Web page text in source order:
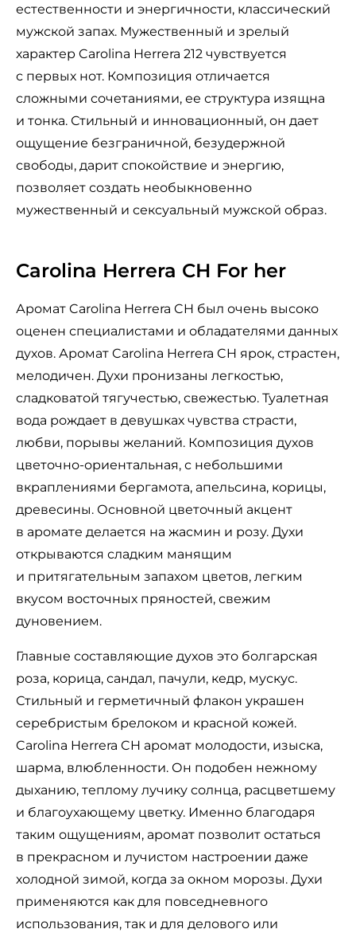
естественности и энергичности, классический
мужской запах. Мужественный и зрелый
характер Carolina Herrera 212 чувствуется
с первых нот. Композиция отличается
сложными сочетаниями, ее структура изящна
и тонка. Стильный и инновационный, он дает
ощущение безграничной, безудержной
свободы, дарит спокойствие и энергию,
позволяет создать необыкновенно
мужественный и сексуальный мужской образ.
Carolina Herrera CH For her
Аромат Carolina Herrera CH был очень высоко
оценен специалистами и обладателями данных
духов. Аромат Carolina Herrera CH ярок, страстен,
мелодичен. Духи пронизаны легкостью,
сладковатой тягучестью, свежестью. Туалетная
вода рождает в девушках чувства страсти,
любви, порывы желаний. Композиция духов
цветочно-ориентальная, с небольшими
вкраплениями бергамота, апельсина, корицы,
древесины. Основной цветочный акцент
в аромате делается на жасмин и розу. Духи
открываются сладким манящим
и притягательным запахом цветов, легким
вкусом восточных пряностей, свежим
дуновением.
Главные составляющие духов это болгарская
роза, корица, сандал, пачули, кедр, мускус.
Стильный и герметичный флакон украшен
серебристым брелоком и красной кожей.
Carolina Herrera CH аромат молодости, изыска,
шарма, влюбленности. Он подобен нежному
дыханию, теплому лучику солнца, расцветшему
и благоухающему цветку. Именно благодаря
таким ощущениям, аромат позволит остаться
в прекрасном и лучистом настроении даже
холодной зимой, когда за окном морозы. Духи
применяются как для повседневного
использования, так и для делового или